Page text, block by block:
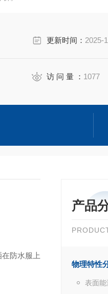
更新时间： 2025-
访 问 量 ： 1077
产品
物理特性
表面能
防水服上